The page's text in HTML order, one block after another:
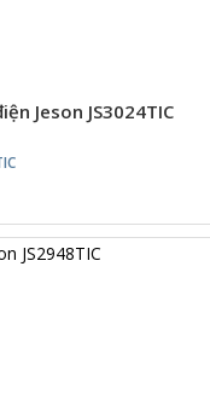
Jeson JS3024TIC